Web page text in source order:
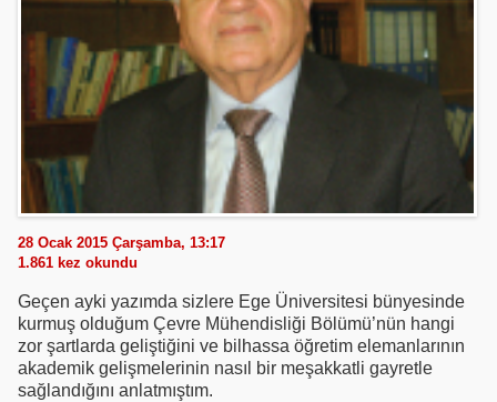
28 Ocak 2015 Çarşamba, 13:17
1.861 kez okundu
Geçen ayki yazımda sizlere Ege Üniversitesi bünyesinde
kurmuş olduğum Çevre Mühendisliği Bölümü’nün hangi
zor şartlarda geliştiğini ve bilhassa öğretim elemanlarının
akademik gelişmelerinin nasıl bir meşakkatli gayretle
sağlandığını anlatmıştım.